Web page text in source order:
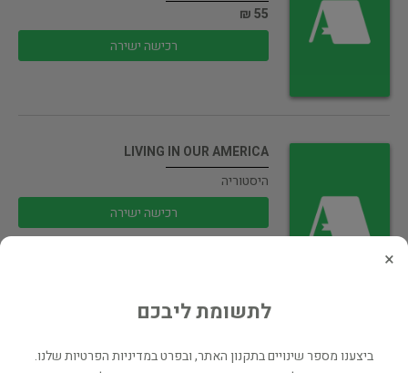
55 ₪
רכישה ישירה
LIVING IN OUR AMERICA
היסטוריה
רכישה ישירה
World…
×
לתשומת ליבכם
ביצענו מספר שינויים בתקנון האתר, ובפרט במדיניות הפרטיות שלנו.